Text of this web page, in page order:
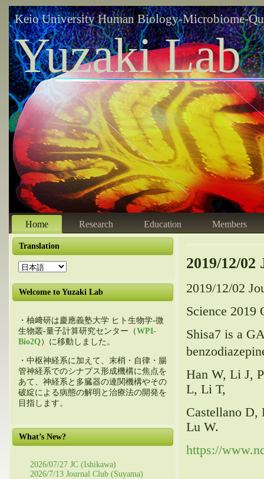
Keio University Human Biology-Microbiome-
Yuzaki Lab
Home Research Education Members
Translation
Welcome to Yuzaki Lab
・柚﨑研は慶應義塾大学 ヒト生物学-微
生物叢-量子計算研究センター（WPI-
Bio2Q）に移動しました。
・中枢神経系に加えて、末梢・自律・腸
管神経系でのシナプス形成機構に焦点を
あて、神経系と多臓器の連関機構やその
破綻による病態の解明と治療法の開発を
目指します。
What’s New?
2026/07/27 JC (Ishikawa)
2026/7/13 Journal Club (Suyama)
2019/12/
2019/12/02
Science 2019
Shisa7 is a
Han W, Li J,
L, Li T,
Castellano D,
Lu W.
https://